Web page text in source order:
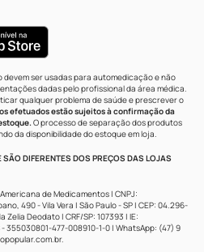
ser usadas para automedicação e não
dadas pelo profissional da área médica.
qualquer problema de saúde e prescrever o
efetuados estão sujeitos à confirmação da
O processo de separação dos produtos
da disponibilidade do estoque em loja.
DIFERENTES DOS PREÇOS DAS LOJAS
Americana de Medicamentos | CNPJ:
490 - Vila Vera | São Paulo - SP | CEP: 04.296-
Deodato | CRF/SP: 107393 | IE:
- 355030801-477-008910-1-0 | WhatsApp: (47) 9
.